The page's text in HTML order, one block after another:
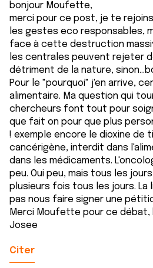
bonjour Moufette,
merci pour ce post, je te
les gestes eco responsables,
face à cette destruction
les centrales peuvent rejeter
détriment de la nature,
Pour le "pourquoi" j'en arrive,
alimentaire. Ma question qui
chercheurs font tout pour
que fait on pour que plus
! exemple encore le dioxine de
cancérigène, interdit dans
dans les médicaments.
peu. Oui peu, mais tous les
plusieurs fois tous les jours. La
pas nous faire signer une
Merci Moufette pour ce débat,
Josee
Citer